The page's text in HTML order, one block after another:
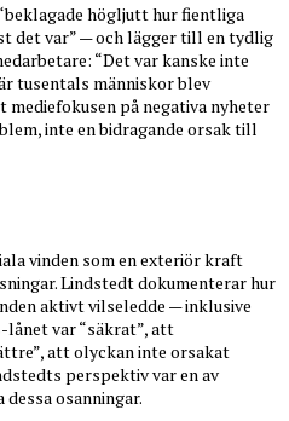
högljutt hur fientliga
det var” — och lägger till en tydlig
“Det var kanske inte
tusentals människor blev
på negativa nyheter
inte en bidragande orsak till
vinden som en exteriör kraft
Lindstedt dokumenterar hur
aktivt vilseledde — inklusive
var “säkrat”, att
att olyckan inte orsakat
perspektiv var en av
osanningar.